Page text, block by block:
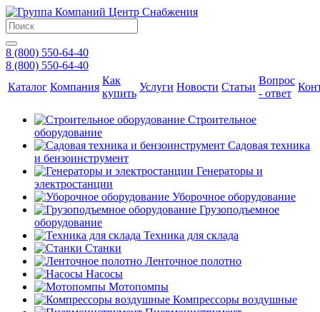
8 (800) 550-64-40
8 (800) 550-64-40
Каталог Компания
Как
купить
Услуги Новости Статьи
Вопрос
- ответ
Строительное
оборудование
Садовая техника
и бензоинструмент
Генераторы и
электростанции
Уборочное оборудование
Грузоподъемное
оборудование
Техника для склада
Станки
Ленточное полотно
Насосы
Мотопомпы
Компрессоры воздушные